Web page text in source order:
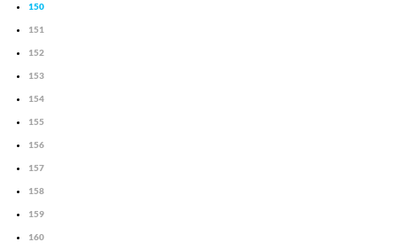
150
151
152
153
154
155
156
157
158
159
160